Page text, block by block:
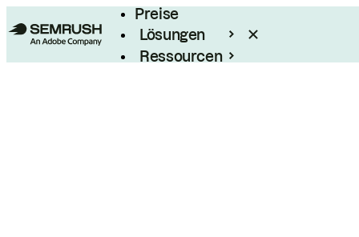
Preise
Lösungen
Ressourcen